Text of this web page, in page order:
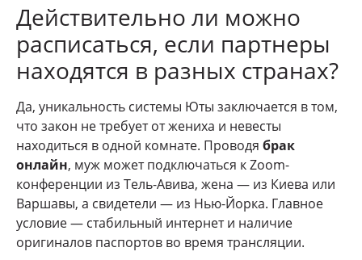
Действительно ли можно
расписаться, если партнеры
находятся в разных странах?
Да, уникальность системы Юты заключается в том,
что закон не требует от жениха и невесты
находиться в одной комнате. Проводя брак
онлайн, муж может подключаться к Zoom-
конференции из Тель-Авива, жена — из Киева или
Варшавы, а свидетели — из Нью-Йорка. Главное
условие — стабильный интернет и наличие
оригиналов паспортов во время трансляции.